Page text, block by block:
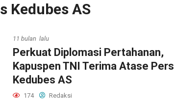
Kedubes AS
11 bulan lalu
Perkuat Diplomasi Pertahanan,
Kapuspen TNI Terima Atase Pers
Kedubes AS
174 Redaksi